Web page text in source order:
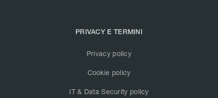
PRIVACY E TERMINI
Privacy policy
Cookie policy
IT & Data Security policy